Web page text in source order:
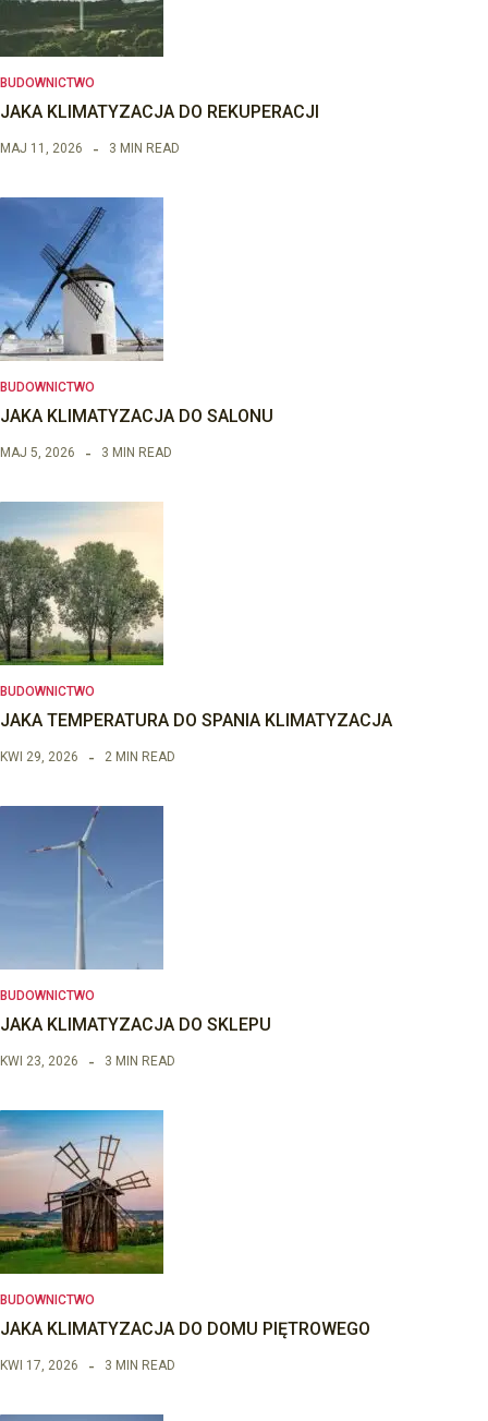
BUDOWNICTWO
JAKA KLIMATYZACJA DO REKUPERACJI
MAJ 11, 2026 3 MIN READ
BUDOWNICTWO
JAKA KLIMATYZACJA DO SALONU
MAJ 5, 2026 3 MIN READ
BUDOWNICTWO
JAKA TEMPERATURA DO SPANIA KLIMATYZACJA
KWI 29, 2026 2 MIN READ
BUDOWNICTWO
JAKA KLIMATYZACJA DO SKLEPU
KWI 23, 2026 3 MIN READ
BUDOWNICTWO
JAKA KLIMATYZACJA DO DOMU PIĘTROWEGO
KWI 17, 2026 3 MIN READ